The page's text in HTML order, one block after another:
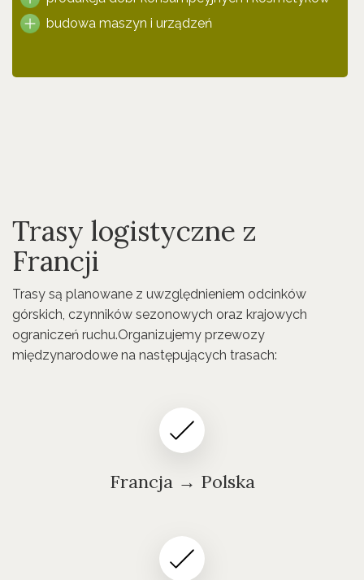
budowa maszyn i urządzeń
Trasy logistyczne z
Francji
Trasy są planowane z uwzględnieniem odcinków
górskich, czynników sezonowych oraz krajowych
ograniczeń ruchu.Organizujemy przewozy
międzynarodowe na następujących trasach:
Francja → Polska